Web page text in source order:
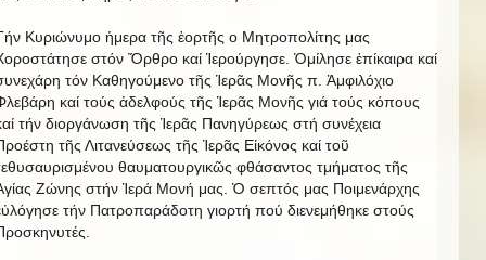
Κυριώνυμο ἡμερα τῆς ἑορτῆς ο Μητροπολίτης μας
στόν Ὄρθρο καί Ἱερούργησε. Ὁμίλησε ἐπίκαιρα καί
τόν Καθηγούμενο τῆς Ἱερᾶς Μονῆς π. Ἀμφιλόχιο
καί τούς ἀδελφούς τῆς Ἱερᾶς Μονῆς γιά τούς κόπους
τήν διοργάνωση τῆς Ἱερᾶς Πανηγύρεως στή συνέχεια
τῆς Λιτανεύσεως τῆς Ἱερᾶς Εἰκόνος καί τοῦ
θαυματουργικῶς φθάσαντος τμήματος τῆς
Ζώνης στήν Ἱερά Μονή μας. Ὁ σεπτός μας Ποιμενάρχης
τήν Πατροπαράδοτη γιορτή πού διενεμήθηκε στούς